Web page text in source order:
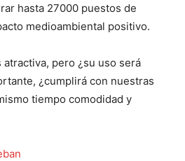
hasta 27000 puestos de
medioambiental positivo.
atractiva, pero ¿su uso será
¿cumplirá con nuestras
tiempo comodidad y